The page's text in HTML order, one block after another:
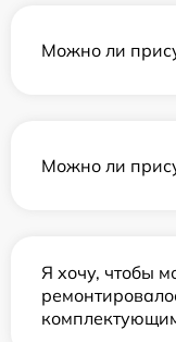
Можно ли
Можно ли
Я хочу, чтобы